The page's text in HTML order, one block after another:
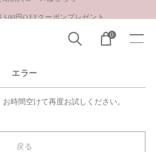
円OFFクーポンプレゼント
問い合わせと商品配送に関しまして
500円OFFクーポンプレゼント
0
エラー
時間空けて再度お試しください。
戻る